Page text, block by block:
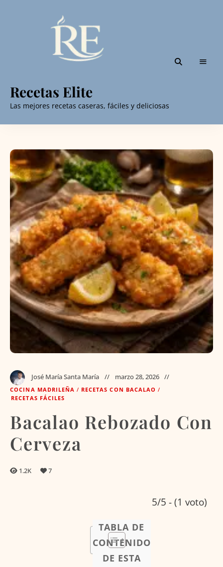
Recetas Elite
Las mejores recetas caseras, fáciles y deliciosas
José María Santa María marzo 28, 2026
COCINA MADRILEÑA / RECETAS CON BACALAO /
RECETAS FÁCILES
Bacalao Rebozado Con
Cerveza
1.2K 7
5/5 - (1 voto)
TABLA DE
CONTENIDO
DE ESTA